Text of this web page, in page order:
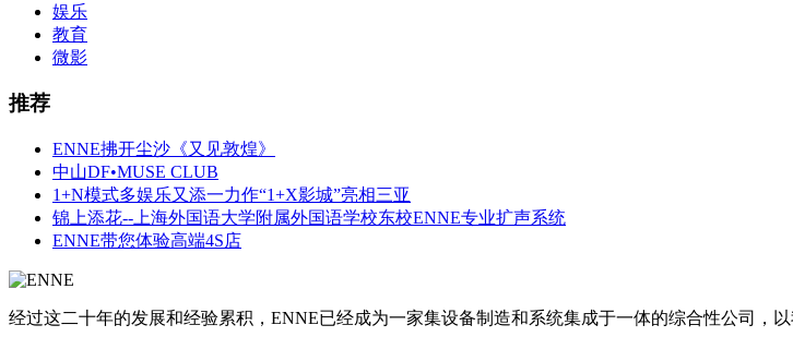
娱乐
教育
微影
推荐
ENNE拂开尘沙《又见敦煌》
中山DF•MUSE CLUB
1+N模式多娱乐又添一力作“1+X影城”亮相三亚
锦上添花--上海外国语大学附属外国语学校东校ENNE专业扩声系统
ENNE带您体验高端4S店
经过这二十年的发展和经验累积，ENNE已经成为一家集设备制造和系统集成于一体的综合性公司，